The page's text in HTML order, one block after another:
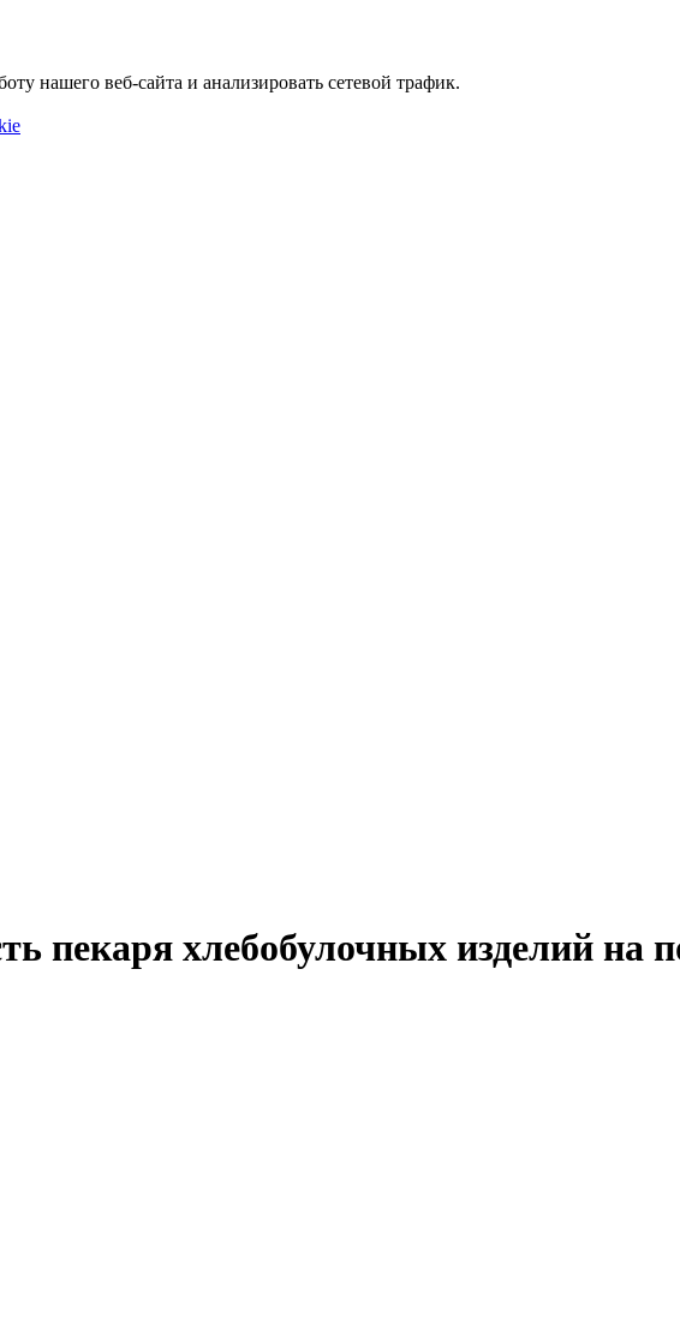
нашего веб-сайта и анализировать сетевой трафик.
пекаря хлебобулочных изделий на